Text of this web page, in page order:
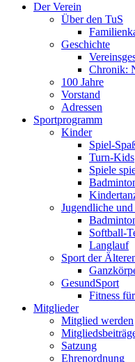
Der Verein
Über den TuS
Geschichte
Chronik:
100 Jahre
Vorstand
Adressen
Sportprogramm
Kinder
Spiel-
Turn-Kids
Spiele
Jugendliche
Softball-
Langlauf
Sport der
GesundSport
Fitness
Mitglieder
Mitglied werden
Satzung
Ehrenordnung